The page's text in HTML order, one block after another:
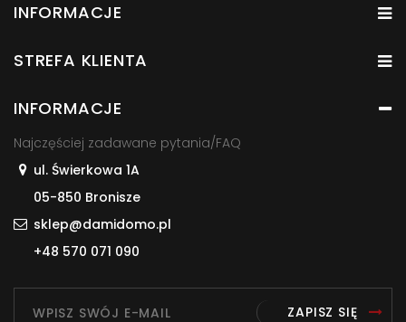
INFORMACJE
STREFA KLIENTA
INFORMACJE
Najczęściej zadawane pytania/FAQ
ul. Świerkowa 1A
05-850 Bronisze
sklep@damidomo.pl
+48 570 071 090
ZAPISZ SIĘ